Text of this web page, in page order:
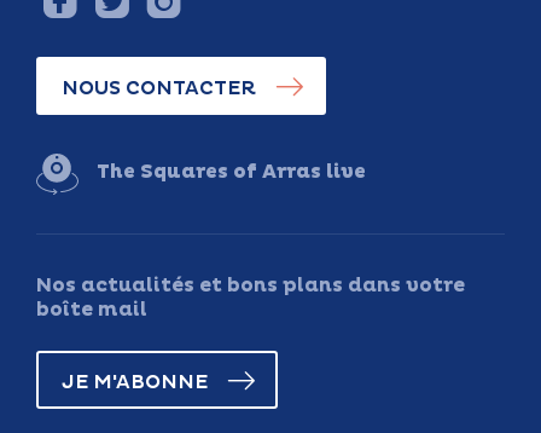
NOUS CONTACTER
The Squares of Arras live
Nos actualités et bons plans dans votre
boîte mail
JE M'ABONNE